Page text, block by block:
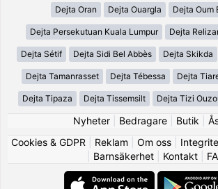
Dejta Oran Dejta Ouargla Dejta Oum
Dejta Persekutuan Kuala Lumpur Dejta
Dejta Sétif Dejta Sidi Bel Abbès Dejta Skikda
Dejta Tamanrasset Dejta Tébessa Dejta
Dejta Tipaza Dejta Tissemsilt Dejta Tizi
Nyheter| Bedragare| Butik
Cookies & GDPR
Reklam Om oss|
Barnsäkerhet| Kontakt|